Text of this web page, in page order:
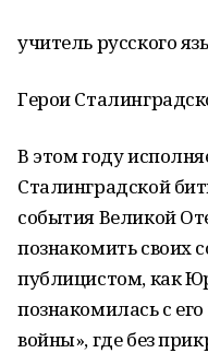
учитель русского
Герои
В этом году
Сталинградской
события Великой
познакомить своих
публицистом, как
познакомилась с
войны», где без